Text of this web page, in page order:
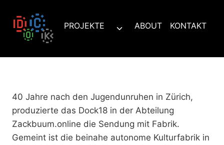
Inhalt
springen
PROJEKTE
Untermenü
ABOUT KONTAKT
40 Jahre nach den Jugendunruhen in Zürich,
produzierte das Dock18 in der Abteilung
Zackbuum.online die Sendung mit Fabrik.
Gemeint ist die beinahe autonome Kulturfabrik in